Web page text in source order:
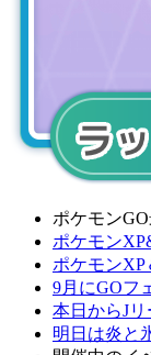
ポケモン
ポケモン
ポケモンXP
9月にGOフ
本日からJリ
明日は炎と